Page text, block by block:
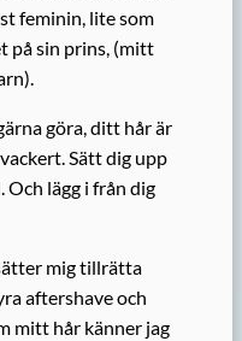
feminin, lite som
på sin prins, (mitt
göra, ditt hår är
Sätt dig upp
Och lägg i från dig
mig tillrätta
aftershave och
mitt hår känner jag